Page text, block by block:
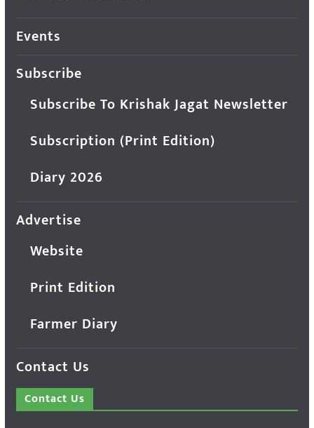
Events
Subscribe
Subscribe To Krishak Jagat Newsletter
Subscription (Print Edition)
Diary 2026
Advertise
Website
Print Edition
Farmer Diary
Contact Us
Contact Us